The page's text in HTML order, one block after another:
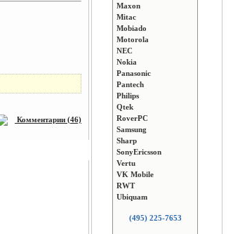
Комментарии (46)
Maxon
Mitac
Mobiado
Motorola
NEC
Nokia
Panasonic
Pantech
Philips
Qtek
RoverPC
Samsung
Sharp
SonyEricsson
Vertu
VK Mobile
RWT
Ubiquam
(495) 225-7653